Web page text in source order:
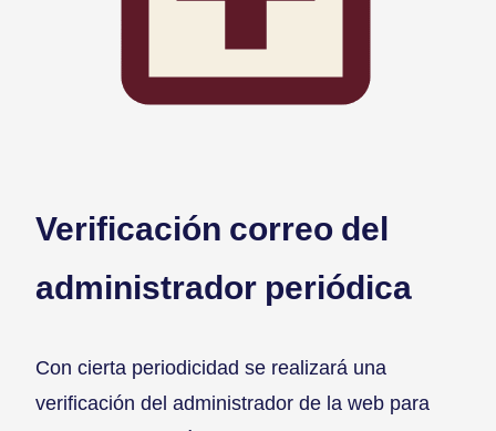
Verificación correo del
administrador periódica
Con cierta periodicidad se realizará una
verificación del administrador de la web para